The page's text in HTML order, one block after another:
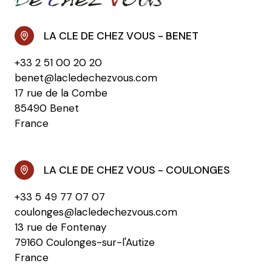
LA CLE DE CHEZ VOUS - BENET
+33 2 51 00 20 20
benet@lacledechezvous.com
17 rue de la Combe
85490 Benet
France
LA CLE DE CHEZ VOUS - COULONGES
+33 5 49 77 07 07
coulonges@lacledechezvous.com
13 rue de Fontenay
79160 Coulonges-sur-l'Autize
France